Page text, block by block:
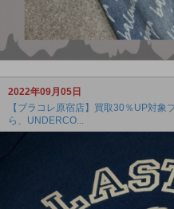
2022年09月05日
【ブラコレ原宿店】買取30％UP対
ら、UNDERCO...